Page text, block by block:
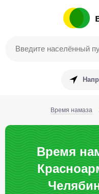
Время намаза
Время